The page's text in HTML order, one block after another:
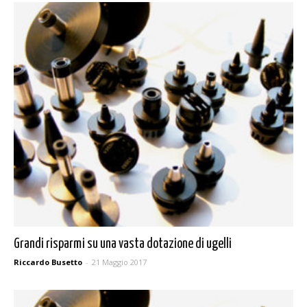
Grandi risparmi su una vasta dotazione di ugelli
Riccardo Busetto - 21 Maggio 2017